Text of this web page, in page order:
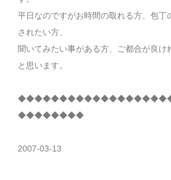
平日なのですがお時間の取れる方、包丁
されたい方、
聞いてみたい事がある方、ご都合が良け
と思います。
◆◆◆◆◆◆◆◆
2007-03-13